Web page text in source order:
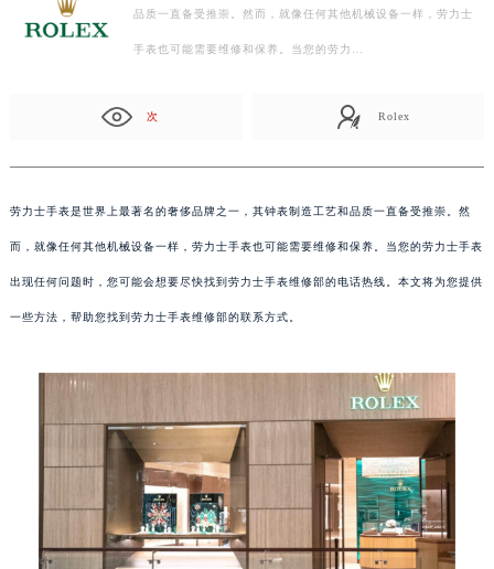
品质一直备受推崇。然而，就像任何其他机械设备一样，劳力士
手表也可能需要维修和保养。当您的劳力…
次 Rolex
劳力士手表是世界上最著名的奢侈品牌之一，其钟表制造工艺和品质一直备受推崇。然
而，就像任何其他机械设备一样，劳力士手表也可能需要维修和保养。当您的劳力士手表
出现任何问题时，您可能会想要尽快找到劳力士手表维修部的电话热线。本文将为您提供
一些方法，帮助您找到劳力士手表维修部的联系方式。